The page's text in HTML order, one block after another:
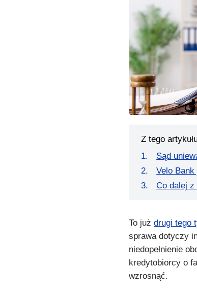
Z tego
Sąd
Velo Bank
Co dalej z
To jużdrugi tego
sprawa dotyczy
niedopełnienie
kredytobiorcy o
wzrosnąć.